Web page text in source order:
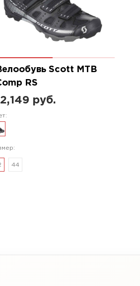
Scott MTB
RS
руб.
44